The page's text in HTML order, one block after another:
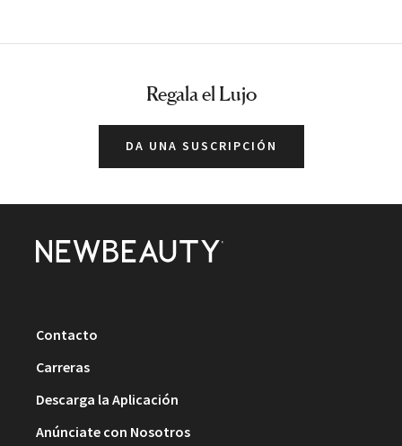
Regala el Lujo
DA UNA SUSCRIPCIÓN
Contacto
Carreras
Descarga la Aplicación
Anúnciate con Nosotros